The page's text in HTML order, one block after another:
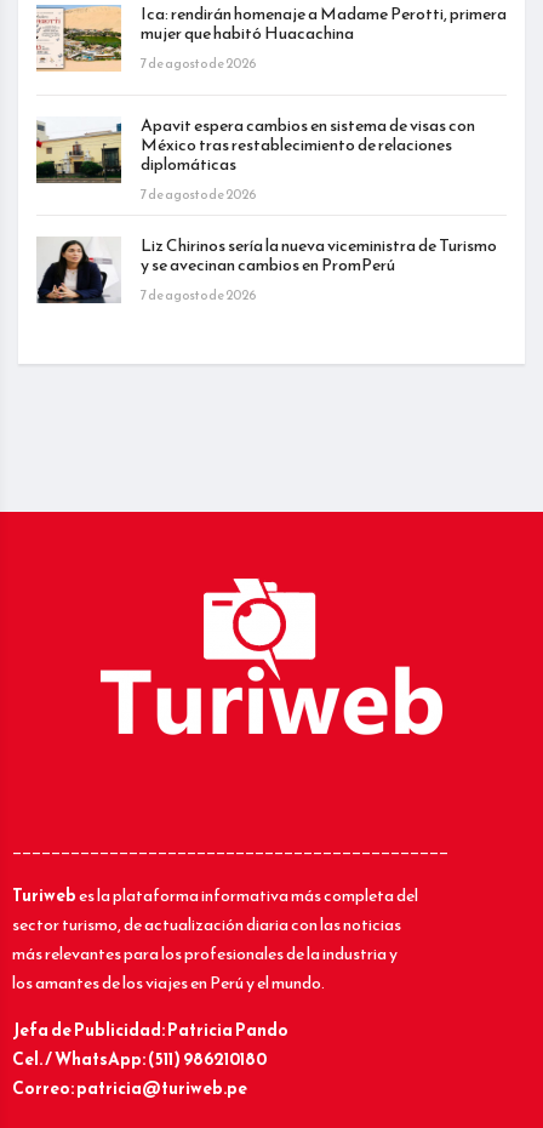
Ica: rendirán homenaje a Madame Perotti, primera
mujer que habitó Huacachina
7 de agosto de 2026
Apavit espera cambios en sistema de visas con
México tras restablecimiento de relaciones
diplomáticas
7 de agosto de 2026
Liz Chirinos sería la nueva viceministra de Turismo
y se avecinan cambios en PromPerú
7 de agosto de 2026
_____________________________________________
Turiwebes la plataforma informativa más completa del
sector turismo, de actualización diaria con las noticias
más relevantes para los profesionales de la industria y
los amantes de los viajes en Perú y el mundo.
Jefa de Publicidad: Patricia Pando
Cel. / WhatsApp: (511) 986210180
Correo: patricia@turiweb.pe